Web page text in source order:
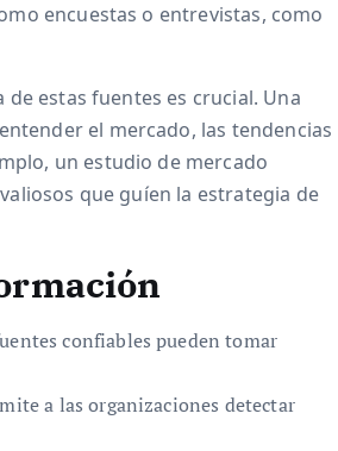
encuestas o entrevistas, como
estas fuentes es crucial. Una
el mercado, las tendencias
un estudio de mercado
que guíen la estrategia de
confiables pueden tomar
a las organizaciones detectar